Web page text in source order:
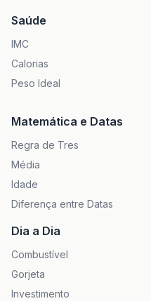
Saúde
IMC
Calorias
Peso Ideal
Matemática e Datas
Regra de Tres
Média
Idade
Diferença entre Datas
Dia a Dia
Combustível
Gorjeta
Investimento